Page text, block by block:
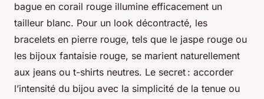
bague en corail rouge illumine efficacement un
tailleur blanc. Pour un look décontracté, les
bracelets en pierre rouge, tels que le jaspe rouge ou
les bijoux fantaisie rouge, se marient naturellement
aux jeans ou t-shirts neutres. Le secret : accorder
l’intensité du bijou avec la simplicité de la tenue ou